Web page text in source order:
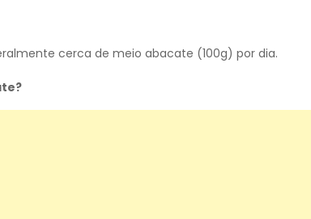
cerca de meio abacate (100g) por dia.